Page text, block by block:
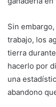
Sin
trabajo, los
tierra
hacerlo por
una
abandono